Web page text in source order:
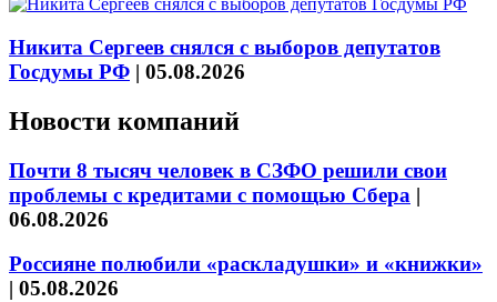
Никита Сергеев снялся с выборов депутатов
Госдумы РФ | 05.08.2026
Новости компаний
Почти 8 тысяч человек в СЗФО решили свои
проблемы с кредитами с помощью Сбера |
06.08.2026
Россияне полюбили «раскладушки» и «книжки»
| 05.08.2026